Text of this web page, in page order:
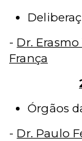
- Dr.
França
Órgãos
- Dr. Paulo